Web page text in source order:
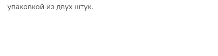
упаковкой из двух штук.